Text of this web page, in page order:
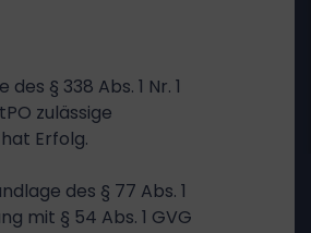
§ 338 Abs. 1 Nr. 1
zulässige
Erfolg.
des § 77 Abs. 1
mit § 54 Abs. 1 GVG